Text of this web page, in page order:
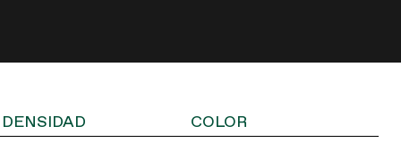
DENSIDAD COLOR